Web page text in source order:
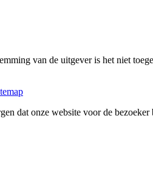
van de uitgever is het niet
dat onze website voor de